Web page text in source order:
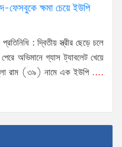
ফেসবুকে ক্ষমা চেয়ে ইউপি
: দ্বিতীয় স্ত্রীর ছেড়ে চলে
অভিমানে গ্যাস ট্যাবলেট খেয়ে
রাম (৩৯) নামে এক ইউপি....